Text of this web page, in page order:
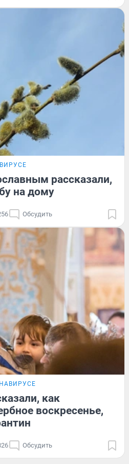
рассказали,
на дому
Обсудить
как
воскресенье,
Обсудить